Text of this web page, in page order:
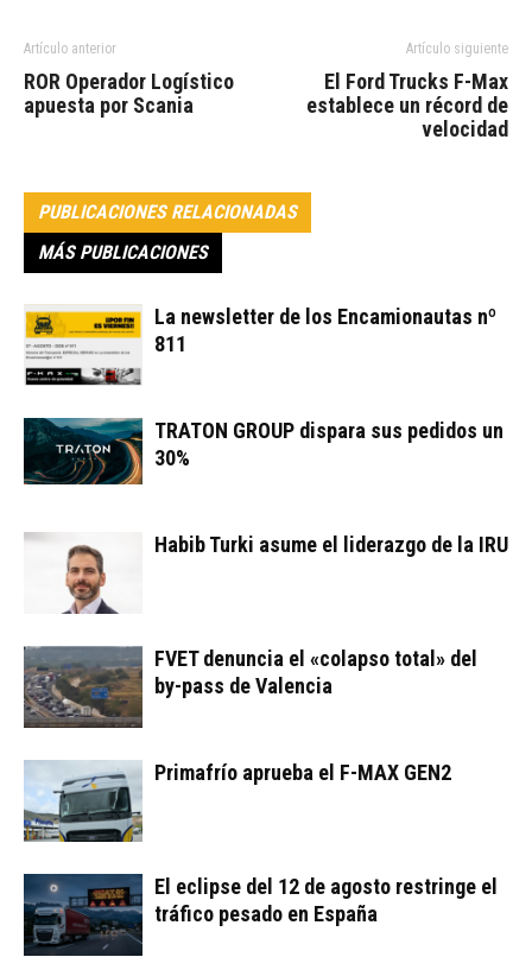
Artículo anterior
ROR Operador Logístico
apuesta por Scania
Artículo siguiente
El Ford Trucks F-Max
establece un récord de
velocidad
PUBLICACIONES RELACIONADAS
MÁS PUBLICACIONES
La newsletter de los Encamionautas nº
811
TRATON GROUP dispara sus pedidos un
30%
Habib Turki asume el liderazgo de la IRU
FVET denuncia el «colapso total» del
by-pass de Valencia
Primafrío aprueba el F-MAX GEN2
El eclipse del 12 de agosto restringe el
tráfico pesado en España